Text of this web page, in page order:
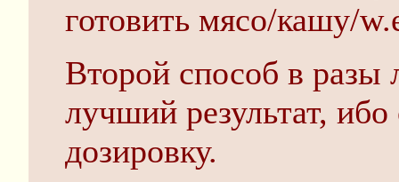
готовить мясо/кашу/
Второй способ в разы
лучший результат,
дозировку.